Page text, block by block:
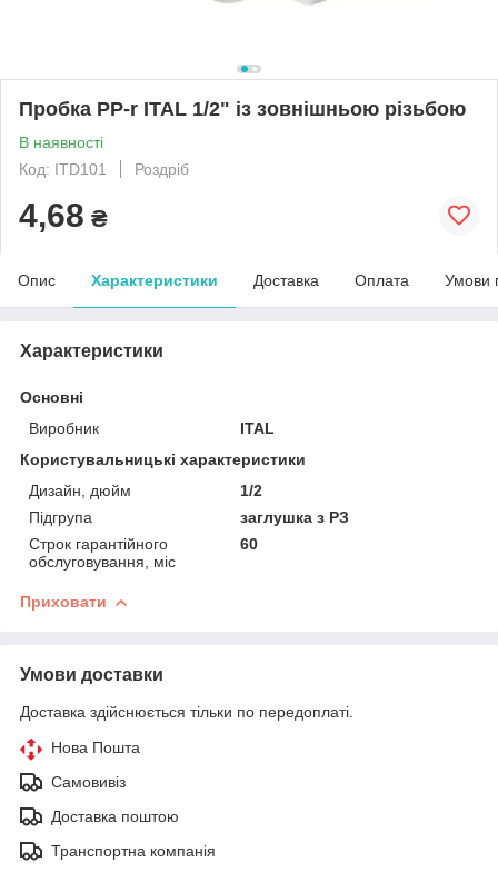
Пробка PP-r ITAL 1/2" із зовнішньою різьбою
В наявності
Код: ITD101
Роздріб
4,68 ₴
Опис Характеристики Доставка Оплата Умови
Характеристики
Основні
Виробник
ITAL
Користувальницькі характеристики
Дизайн, дюйм
1/2
Підгрупа
заглушка з РЗ
Строк гарантійного
обслуговування, міс
60
Приховати
Умови доставки
Доставка здійснюється тільки по передоплаті.
Нова Пошта
Самовивіз
Доставка поштою
Транспортна компанія